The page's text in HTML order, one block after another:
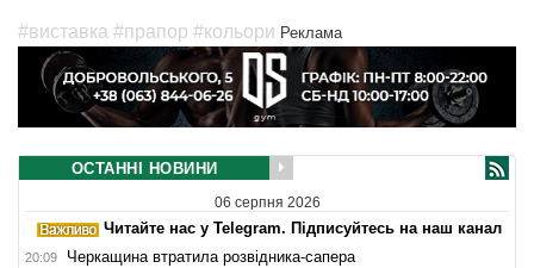
#виставка #прапор #кольори Реклама
ОСТАННІ НОВИНИ
06 серпня 2026
Читайте нас у Telegram. Підписуйтесь на наш канал
20:09 Черкащина втратила розвідника-сапера